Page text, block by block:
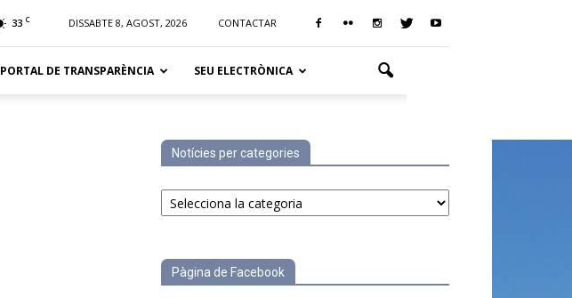
33 C DISSABTE 8, AGOST, 2026 CONTACTAR
PORTAL DE TRANSPARÈNCIA SEU ELECTRÒNICA
Notícies per categories
Notícies
per
Pàgina de Facebook